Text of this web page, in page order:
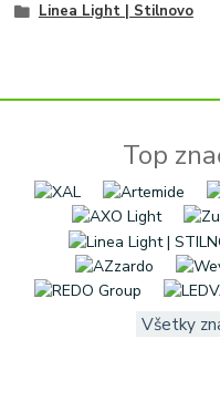
Linea Light | Stilnovo
Top
Všetky